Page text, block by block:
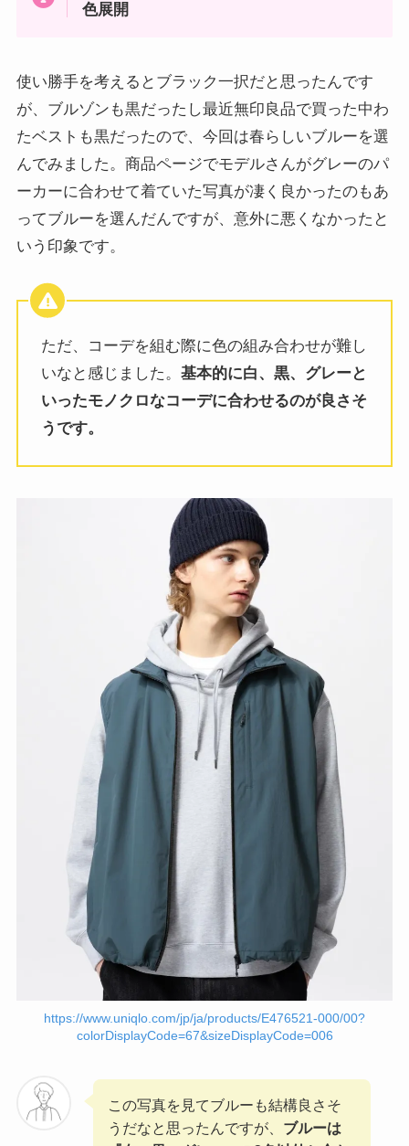
色展開
使い勝手を考えるとブラック一択だと思ったんです
が、ブルゾンも黒だったし最近無印良品で買った中わ
たベストも黒だったので、今回は春らしいブルーを選
んでみました。商品ページでモデルさんがグレーのパ
ーカーに合わせて着ていた写真が凄く良かったのもあ
ってブルーを選んだんですが、意外に悪くなかったと
いう印象です。
ただ、コーデを組む際に色の組み合わせが難し
いなと感じました。基本的に白、黒、グレーと
いったモノクロなコーデに合わせるのが良さそ
うです。
https://www.uniqlo.com/jp/ja/products/E476521-000/00?
colorDisplayCode=67&sizeDisplayCode=006
この写真を見てブルーも結構良さそ
うだなと思ったんですが、 ブルーは